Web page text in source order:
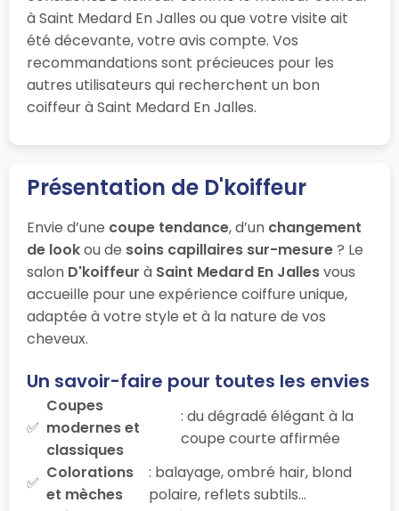
à Saint Medard En Jalles ou que votre visite ait
été décevante, votre avis compte. Vos
recommandations sont précieuces pour les
autres utilisateurs qui recherchent un bon
coiffeur à Saint Medard En Jalles.
Présentation de D'koiffeur
Envie d’une coupe tendance, d’un changement
de lookou de soins capillaires sur-mesure? Le
salon D'koiffeur à Saint Medard En Jallesvous
accueille pour une expérience coiffure unique,
adaptée à votre style et à la nature de vos
cheveux.
Un savoir-faire pour toutes les envies
Coupes
modernes et
classiques
: du dégradé élégant à la
coupe courte affirmée
Colorations
et mèches
: balayage, ombré hair, blond
polaire, reflets subtils…